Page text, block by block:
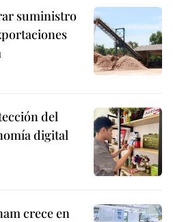
suministro
del
digital
crece en